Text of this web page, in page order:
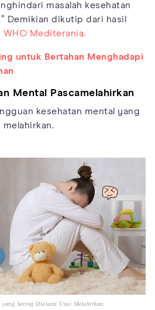
masalah kesehatan
Demikian dikutip dari hasil
WHO Mediterania.
untuk Bertahan Menghadapi
Mental Pascamelahirkan
kesehatan mental yang
yang Sering Dialami Usai Melahirkan